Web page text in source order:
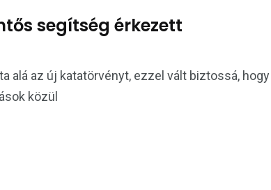
segítség érkezett
alá az új katatörvényt, ezzel vált biztossá, hogy
közül